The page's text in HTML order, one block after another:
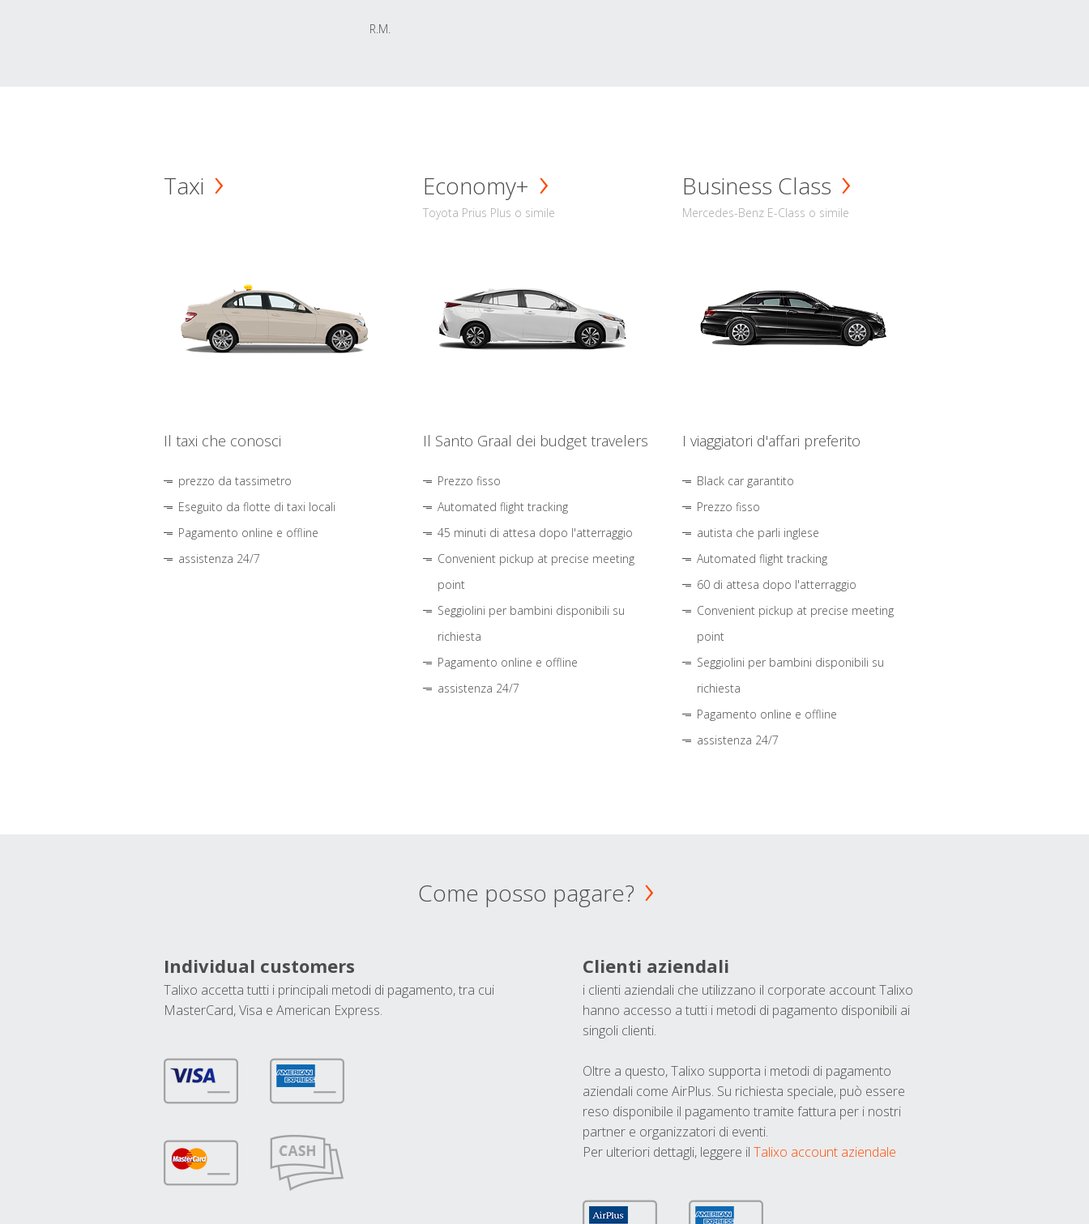
R.M.
Taxi
Il taxi che conosci
prezzo da tassimetro
Eseguito da flotte di taxi locali
Pagamento online e offline
assistenza 24/7
Economy+
Toyota Prius Plus o simile
Il Santo Graal dei budget travelers
Prezzo fisso
Automated flight tracking
45 minuti di attesa dopo l'atterraggio
Convenient pickup at precise meeting
point
Seggiolini per bambini disponibili su
richiesta
Pagamento online e offline
assistenza 24/7
Business Class
Mercedes-Benz E-Class o simile
I viaggiatori d'affari preferito
Black car garantito
Prezzo fisso
autista che parli inglese
Automated flight tracking
60 di attesa dopo l'atterraggio
Convenient pickup at precise meeting
point
Seggiolini per bambini disponibili su
richiesta
Pagamento online e offline
assistenza 24/7
Come posso pagare?
Individual customers
Talixo accetta tutti i principali metodi di pagamento, tra cui
MasterCard, Visa e American Express.
Clienti aziendali
i clienti aziendali che utilizzano il corporate account Talixo
hanno accesso a tutti i metodi di pagamento disponibili ai
singoli clienti.
Oltre a questo, Talixo supporta i metodi di pagamento
aziendali come AirPlus. Su richiesta speciale, può essere
reso disponibile il pagamento tramite fattura per i nostri
partner e organizzatori di eventi.
Per ulteriori dettagli, leggere il Talixo account aziendale